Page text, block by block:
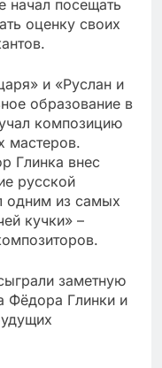
начал посещать
оценку своих
и «Руслан и
образование в
композицию
мастеров.
Глинка внес
русской
одним из самых
кучки» –
заметную
Фёдора Глинки и